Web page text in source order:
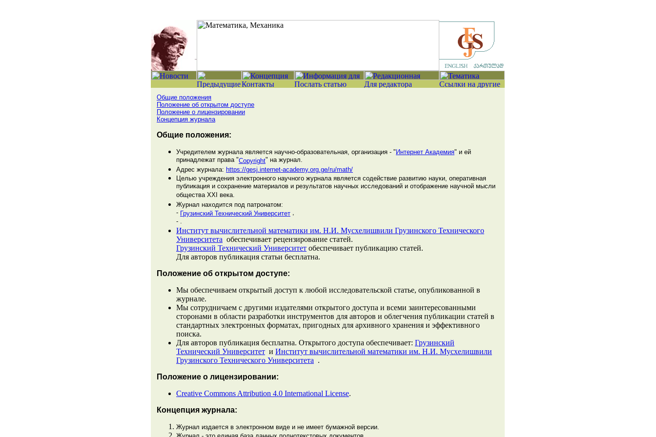
Общие положения
Положение об открытом доступе
Положение о лицензировании
Концепция журнала
Общие положения:
Учредителем журнала является научно-образовательная, организация - " Интернет Академия" и ей
принадлежат права "Copyright" на журнал.
Адрес журнала: https://gesj.internet-academy.org.ge/ru/math/
Целью учреждения электронного научного журнала является содействие развитию науки, оперативная
публикация и сохранение материалов и результатов научных исследований и отображение научной мысли
общества XXI века.
Журнал находится под патронатом:
- Грузинский Технический Университет ,
- .
Институт вычислительной математики им. Н.И. Мусхелишвили Грузинского Технического
Университета обеспечивает рецензирование статей.
Грузинский Технический Университет обеспечивает публикацию статей.
Для авторов публикация статьи бесплатна.
Положение об открытом доступе:
Мы обеспечиваем открытый доступ к любой исследовательской статье, опубликованной в
журнале.
Мы сотрудничаем с другими издателями открытого доступа и всеми заинтересованными
сторонами в области разработки инструментов для авторов и облегчения публикации статей в
стандартных электронных форматах, пригодных для архивного хранения и эффективного
поиска.
Для авторов публикация бесплатна. Открытого доступа обеспечивает: Грузинский
Технический Университет и Институт вычислительной математики им. Н.И. Мусхелишвили
Грузинского Технического Университета .
Положение о лицензировании:
Creative Commons Attribution 4.0 International License.
Концепция журнала:
Журнал издается в электронном виде и не имеет бумажной версии.